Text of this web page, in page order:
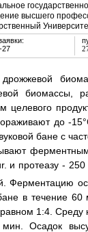
высшего
27
биомассы,
до -
бане с
протеазу -
Ферментацию
в течение
1:4. Среду
мин. Осадок